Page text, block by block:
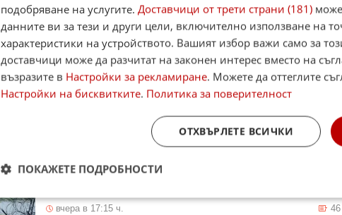
Иран предупреди страните от Персийския залив:
Тръмп или ще ви ударим жестоко
Иран е предприел координиран дипломатически натиск
държавите от Персийския залив, като изрично ги е
Техеран ще удари техните ...
вчера в 18:26 ч.
Тръмп няма достатъчно ракети, за да атакува
Вече дни наред редица международни медии съобщават, че
отбранителните ракети и ракетите с голям обсег на
вчера в 17:15 ч. 46
подобряване на услугите. Доставчици от трети страни (181)
данните ви за тези и други цели, включително използване на
характеристики на устройството. Вашият избор важи само за
доставчици може да разчитат на законен интерес вместо на
възразите в Настройки за рекламиране. Можете да оттеглите
Настройки на бисквитките. Политика за поверителност
ОТХВЪРЛЕТЕ ВСИЧКИ
ПОКАЖЕТЕ ПОДРОБНОСТИ